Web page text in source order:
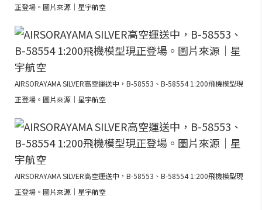
正登場。圖片來源｜星宇航空
AIRSORAYAMA SILVER高空運送中，B-58553、B-58554 1:200飛機模型現
正登場。圖片來源｜星宇航空
AIRSORAYAMA SILVER高空運送中，B-58553、B-58554 1:200飛機模型現
正登場。圖片來源｜星宇航空